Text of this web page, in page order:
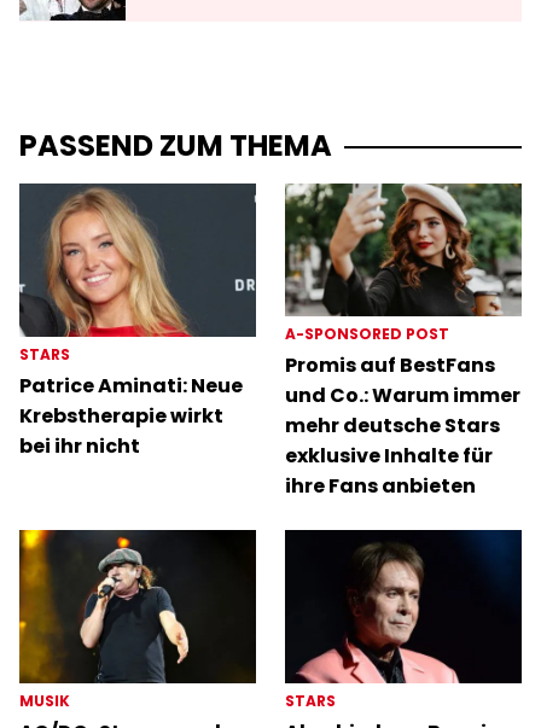
PASSEND ZUM THEMA
STARS
Patrice Aminati: Neue
Krebstherapie wirkt
bei ihr nicht
A-SPONSORED POST
Promis auf BestFans
und Co.: Warum immer
mehr deutsche Stars
exklusive Inhalte für
ihre Fans anbieten
MUSIK STARS